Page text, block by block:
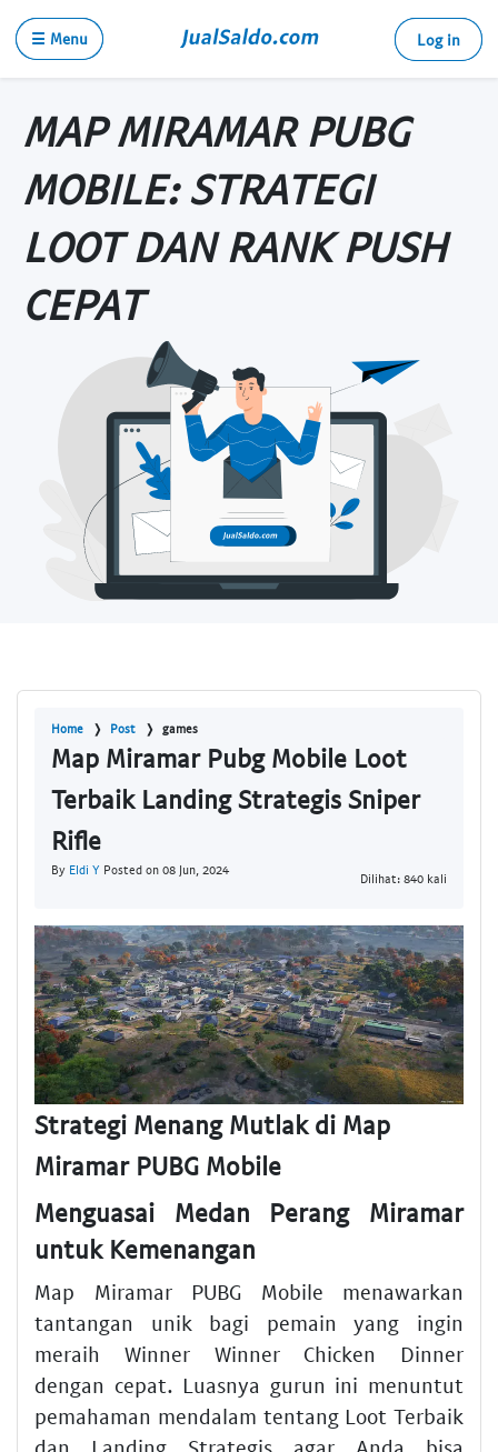
☰ Menu Log in
MAP MIRAMAR PUBG
MOBILE: STRATEGI
LOOT DAN RANK PUSH
CEPAT
Home Post games
Map Miramar Pubg Mobile Loot
Terbaik Landing Strategis Sniper
Rifle
By Eldi Y Posted on 08 Jun, 2024
Dilihat: 840 kali
Strategi Menang Mutlak di Map
Miramar PUBG Mobile
Menguasai Medan Perang Miramar
untuk Kemenangan
Map Miramar PUBG Mobile menawarkan
tantangan unik bagi pemain yang ingin
meraih Winner Winner Chicken Dinner
dengan cepat. Luasnya gurun ini menuntut
pemahaman mendalam tentang Loot Terbaik
dan Landing Strategis agar Anda bisa